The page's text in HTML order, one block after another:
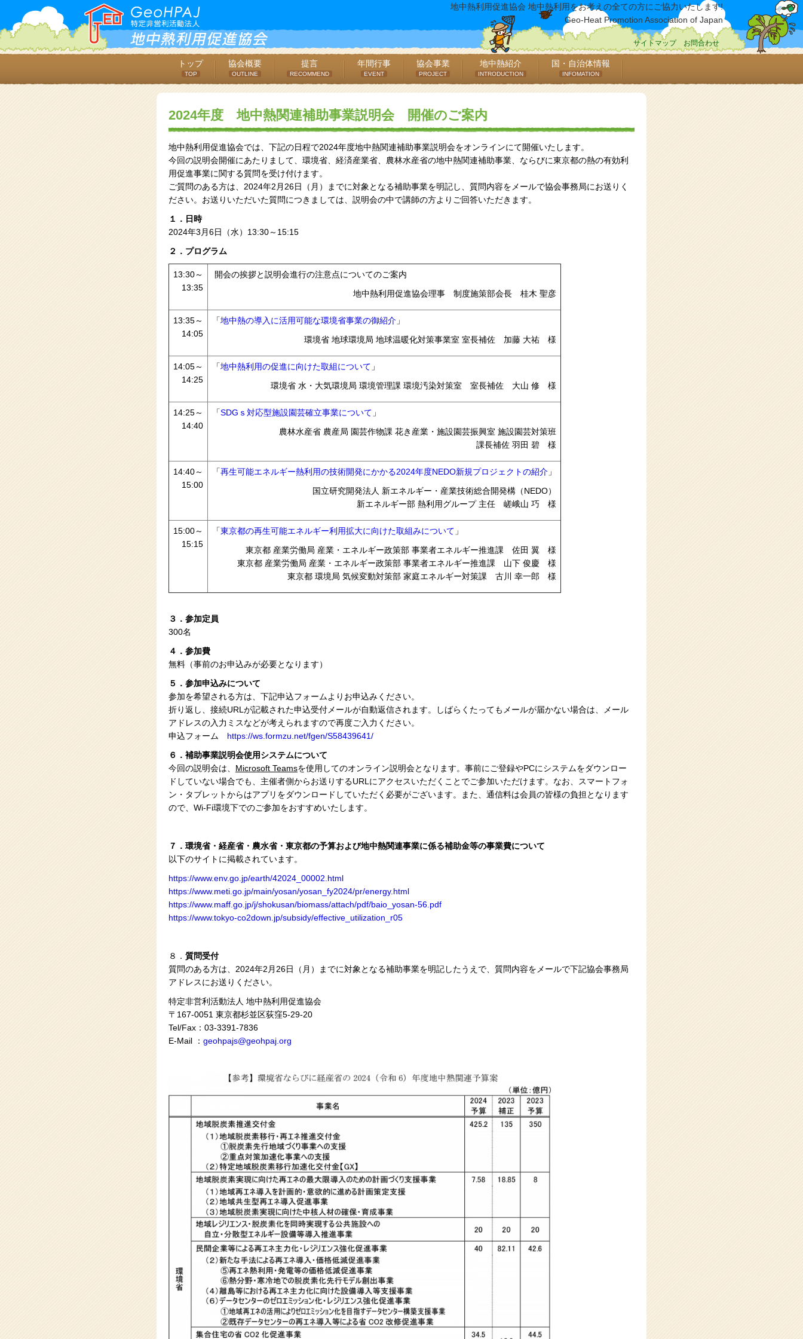
地中熱利用促進協会 地中熱利用をお考えの全ての方にご協力いたします!
Geo-Heat Promotion Association of Japan
サイトマップ お問合わせ
トップ
TOP
協会概要
OUTLINE
提言
RECOMMEND
年間行事
EVENT
協会事業
PROJECT
地中熱紹介
INTRODUCTION
国・自治体情報
INFOMATION
2024年度 地中熱関連補助事業説明会 開催のご案内
地中熱利用促進協会では、下記の日程で2024年度地中熱関連補助事業説明会をオンラインにて開催いたします。
今回の説明会開催にあたりまして、環境省、経済産業省、農林水産省の地中熱関連補助事業、ならびに東京都の熱の有効利
用促進事業に関する質問を受け付けます。
ご質問のある方は、2024年2月26日（月）までに対象となる補助事業を明記し、質問内容をメールで協会事務局にお送りく
ださい。お送りいただいた質問につきましては、説明会の中で講師の方よりご回答いただきます。
１．日時
2024年3月6日（水）13:30～15:15
２．プログラム
13:30～
13:35
開会の挨拶と説明会進行の注意点についてのご案内
地中熱利用促進協会理事 制度施策部会長 桂木 聖彦
13:35～
14:05
「地中熱の導入に活用可能な環境省事業の御紹介」
環境省 地球環境局 地球温暖化対策事業室 室長補佐 加藤 大祐 様
14:05～
14:25
「地中熱利用の促進に向けた取組について 」
環境省 水・大気環境局 環境管理課 環境汚染対策室 室長補佐 大山 修 様
14:25～
14:40
「SDGｓ対応型施設園芸確立事業について 」
農林水産省 農産局 園芸作物課 花き産業・施設園芸振興室 施設園芸対策班
課長補佐 羽田 碧 様
14:40～
15:00
「再生可能エネルギー熱利用の技術開発にかかる2024年度NEDO新規プロジェクトの紹介」
国立研究開発法人 新エネルギー・産業技術総合開発構（NEDO）
新エネルギー部 熱利用グループ 主任 嵯峨山 巧 様
15:00～
15:15
「東京都の再生可能エネルギー利用拡大に向けた取組みについて 」
東京都 産業労働局 産業・エネルギー政策部 事業者エネルギー推進課 佐田 翼 様
東京都 産業労働局 産業・エネルギー政策部 事業者エネルギー推進課 山下 俊慶 様
東京都 環境局 気候変動対策部 家庭エネルギー対策課 古川 幸一郎 様
３．参加定員
300名
４．参加費
無料（事前のお申込みが必要となります）
５．参加申込みについて
参加を希望される方は、下記申込フォームよりお申込みください。
折り返し、接続URLが記載された申込受付メールが自動返信されます。しばらくたってもメールが届かない場合は、メール
アドレスの入力ミスなどが考えられますので再度ご入力ください。
申込フォーム https://ws.formzu.net/fgen/S58439641/
６．補助事業説明会使用システムについて
今回の説明会は、 Microsoft Teamsを使用してのオンライン説明会となります。事前にご登録やPCにシステムをダウンロー
ドしていない場合でも、主催者側からお送りするURLにアクセスいただくことでご参加いただけます。なお、スマートフォ
ン・タブレットからはアプリをダウンロードしていただく必要がございます。また、通信料は会員の皆様の負担となります
ので、Wi-Fi環境下でのご参加をおすすめいたします。
７．環境省・経産省・農水省・東京都の予算および地中熱関連事業に係る補助金等の事業費について
以下のサイトに掲載されています。
https://www.env.go.jp/earth/42024_00002.html
https://www.meti.go.jp/main/yosan/yosan_fy2024/pr/energy.html
https://www.maff.go.jp/j/shokusan/biomass/attach/pdf/baio_yosan-56.pdf
https://www.tokyo-co2down.jp/subsidy/effective_utilization_r05
８． 質問受付
質問のある方は、2024年2月26日（月）までに対象となる補助事業を明記したうえで、質問内容をメールで下記協会事務局
アドレスにお送りください。
特定非営利活動法人 地中熱利用促進協会
〒167-0051 東京都杉並区荻窪5-29-20
Tel/Fax：03-3391-7836
E-Mail ： geohpajs@geohpaj.org